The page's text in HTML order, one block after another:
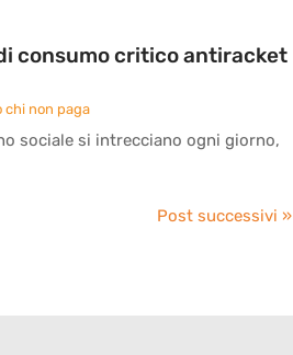
consumo critico antiracket
chi non paga
sociale si intrecciano ogni giorno,
Post successivi »